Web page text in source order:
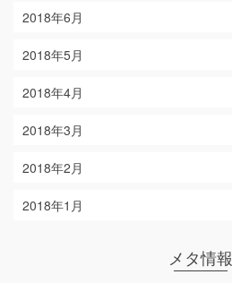
2018年6月
2018年5月
2018年4月
2018年3月
2018年2月
2018年1月
メタ情報